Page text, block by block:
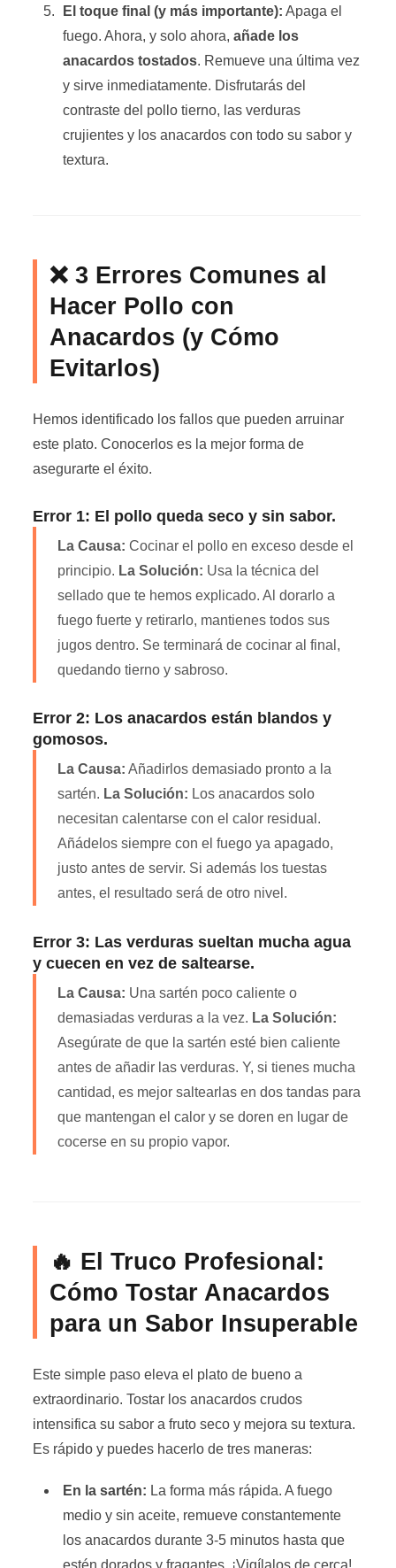
El toque final (y más importante): Apaga el
fuego. Ahora, y solo ahora, añade los
anacardos tostados. Remueve una última vez
y sirve inmediatamente. Disfrutarás del
contraste del pollo tierno, las verduras
crujientes y los anacardos con todo su sabor y
textura.
❌ 3 Errores Comunes al
Hacer Pollo con
Anacardos (y Cómo
Evitarlos)
Hemos identificado los fallos que pueden arruinar
este plato. Conocerlos es la mejor forma de
asegurarte el éxito.
Error 1: El pollo queda seco y sin sabor.
La Causa: Cocinar el pollo en exceso desde el
principio. La Solución: Usa la técnica del
sellado que te hemos explicado. Al dorarlo a
fuego fuerte y retirarlo, mantienes todos sus
jugos dentro. Se terminará de cocinar al final,
quedando tierno y sabroso.
Error 2: Los anacardos están blandos y
gomosos.
La Causa: Añadirlos demasiado pronto a la
sartén. La Solución: Los anacardos solo
necesitan calentarse con el calor residual.
Añádelos siempre con el fuego ya apagado,
justo antes de servir. Si además los tuestas
antes, el resultado será de otro nivel.
Error 3: Las verduras sueltan mucha agua
y cuecen en vez de saltearse.
La Causa: Una sartén poco caliente o
demasiadas verduras a la vez. La Solución:
Asegúrate de que la sartén esté bien caliente
antes de añadir las verduras. Y, si tienes mucha
cantidad, es mejor saltearlas en dos tandas para
que mantengan el calor y se doren en lugar de
cocerse en su propio vapor.
🔥 El Truco Profesional:
Cómo Tostar Anacardos
para un Sabor Insuperable
Este simple paso eleva el plato de bueno a
extraordinario. Tostar los anacardos crudos
intensifica su sabor a fruto seco y mejora su textura.
Es rápido y puedes hacerlo de tres maneras:
En la sartén: La forma más rápida. A fuego
medio y sin aceite, remueve constantemente
los anacardos durante 3-5 minutos hasta que